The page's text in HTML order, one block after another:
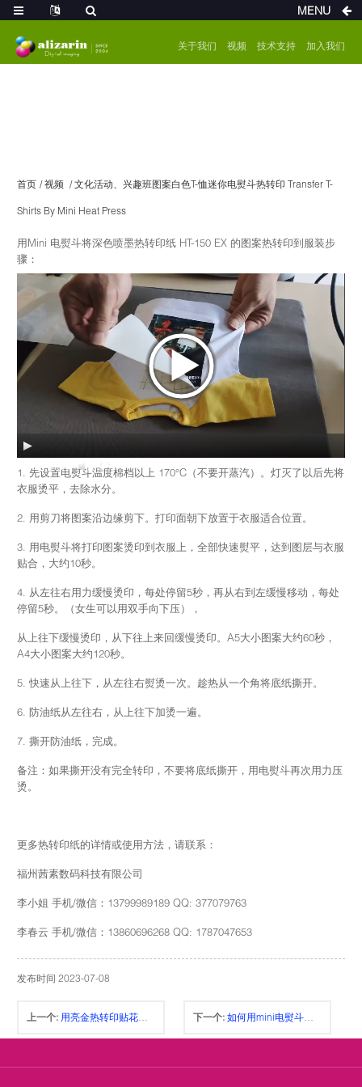
关于我们 视频 技术支持 加入我们
首页 视频 文化活动、兴趣班图案白色T-恤迷你电熨斗热转印 Transfer T-
Shirts By Mini Heat Press
用Mini 电熨斗将深色喷墨热转印纸 HT-150 EX 的图案热转印到服装步
骤：
00:00 01:30
1. 先设置电熨斗温度棉档以上 170°C（不要开蒸汽）。灯灭了以后先将
衣服烫平，去除水分。
2. 用剪刀将图案沿边缘剪下。打印面朝下放置于衣服适合位置。
3. 用电熨斗将打印图案烫印到衣服上，全部快速熨平，达到图层与衣服
贴合，大约10秒。
4. 从左往右用力缓慢烫印，每处停留5秒，再从右到左缓慢移动，每处
停留5秒。（女生可以用双手向下压），
从上往下缓慢烫印，从下往上来回缓慢烫印。A5大小图案大约60秒，
A4大小图案大约120秒。
5. 快速从上往下，从左往右熨烫一次。趁热从一个角将底纸撕开。
6. 防油纸从左往右，从上往下加烫一遍。
7. 撕开防油纸，完成。
备注：如果撕开没有完全转印，不要将底纸撕开，用电熨斗再次用力压
烫。
更多热转印纸的详情或使用方法，请联系：
福州茜素数码科技有限公司
李小姐 手机/微信：13799989189 QQ: 377079763
李春云 手机/微信：13860696268 QQ: 1787047653
发布时间 2023-07-08
上一个: 用亮金热转印贴花箔定制有机玻璃杯的辉煌金色标签、徽标等， Golden heat transfer decal foil 下一个: 如何用mini电熨斗将深色喷墨热转印纸热转印到深色T-恤上，How to Press dark Inkjet Heat Transfer Paper on Dark T-shrits
MENU